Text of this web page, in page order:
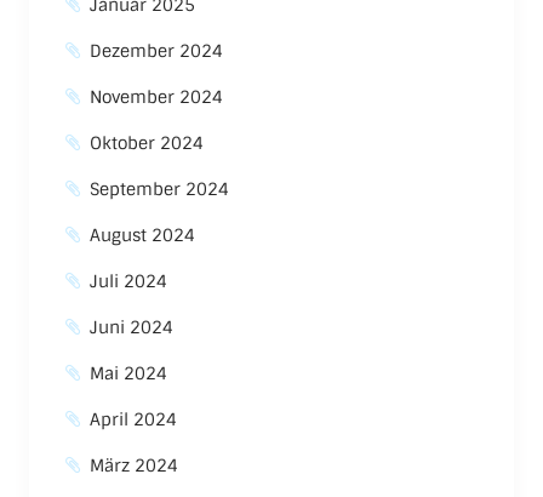
Januar 2025
Dezember 2024
November 2024
Oktober 2024
September 2024
August 2024
Juli 2024
Juni 2024
Mai 2024
April 2024
März 2024